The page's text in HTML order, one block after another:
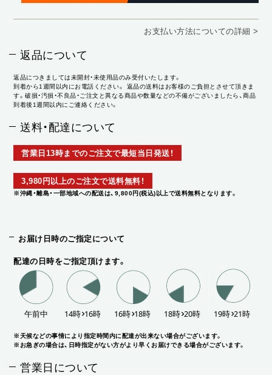
お支払い方法についての詳細 >
返品について
返品につきましては未開封・未使用品のみ受付いたします。
到着から1週間以内にお電話ください。 返品の送料はお客様のご負担とさせて頂きま
す。破損・汚損・不良品・ご注文と異なる商品や数量などの不備がございましたら、商品
到着後1週間以内にご連絡ください。
送料・配達について
営業日13時までのご注文で最短当日発送！
3,980円以上のご注文で送料無料！
※沖縄・離島・一部地域への配送は、9,800円(税込)以上で送料無料となります。
お届け日時のご指定について
配達の日時をご指定頂けます。
※天候などの事情により指定時間内に配達が出来ない場合がございます。
※お急ぎの場合は、日時指定がない方がより早くお届けできる場合がございます。
営業日について